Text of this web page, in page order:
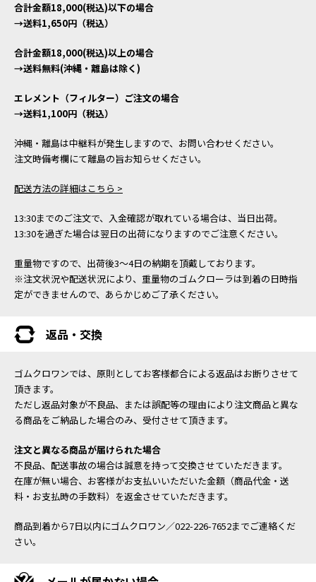
合計金額18,000(税込)以下の場合
→送料1,650円（税込）
合計金額18,000(税込)以上の場合
→送料無料(沖縄・離島は除く)
エレメント（フィルター）ご注文の場合
→送料1,100円（税込）
沖縄・離島は中継料が発生しますので、お問い合わせください。
注文時備考欄にて離島の旨お知らせください。
配送方法の詳細はこちら >
13:30までのご注文で、入金確認が取れている場合は、当日出荷。
13:30を過ぎた場合は翌日の出荷になりますのでご注意ください。
重量物ですので、出荷後3～4日の納期を頂戴しております。
※注文状況や配送状況により、重量物のゴムクローラは到着の日時指
定ができませんので、あらかじめご了承ください。
返品・交換
ゴムクロワンでは、原則としてお客様都合による返品はお断りさせて
頂きます。
ただし返品対象が不良品、または誤配等の理由により注文商品と異な
る商品をご納品した場合のみ、受付させて頂きます。
注文と異なる商品が届けられた場合
不良品、配送事故の場合は誠意を持って交換させていただきます。
在庫が無い場合、お客様がお支払いいただいた金額（商品代金・送
料・お支払時の手数料）を返金させていただきます。
商品到着から7日以内にゴムクロワン／022-226-7652までご連絡くだ
さい。